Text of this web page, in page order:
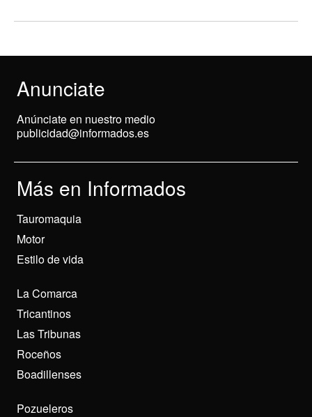
Anunciate
Anúnciate en nuestro medio
publicidad@informados.es
Más en Informados
Tauromaquia
Motor
Estilo de vida
La Comarca
Tricantinos
Las Tribunas
Roceños
Boadillenses
Pozueleros